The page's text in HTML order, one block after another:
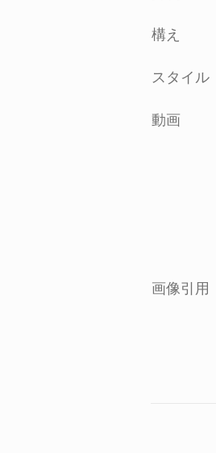
構え
スタイル
動画
画像引用